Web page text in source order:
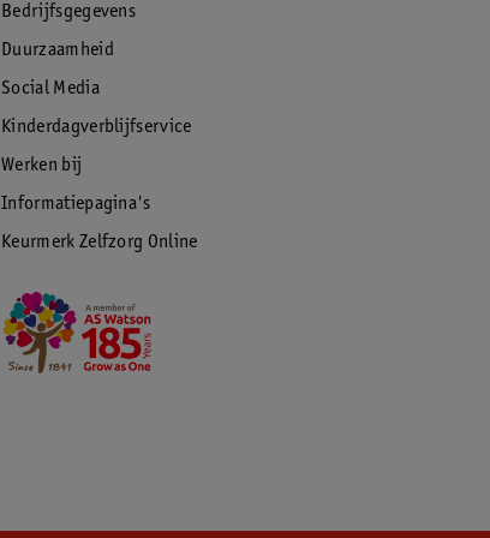
Bedrijfsgegevens
Duurzaamheid
Social Media
Kinderdagverblijfservice
Werken bij
Informatiepagina's
Keurmerk Zelfzorg Online